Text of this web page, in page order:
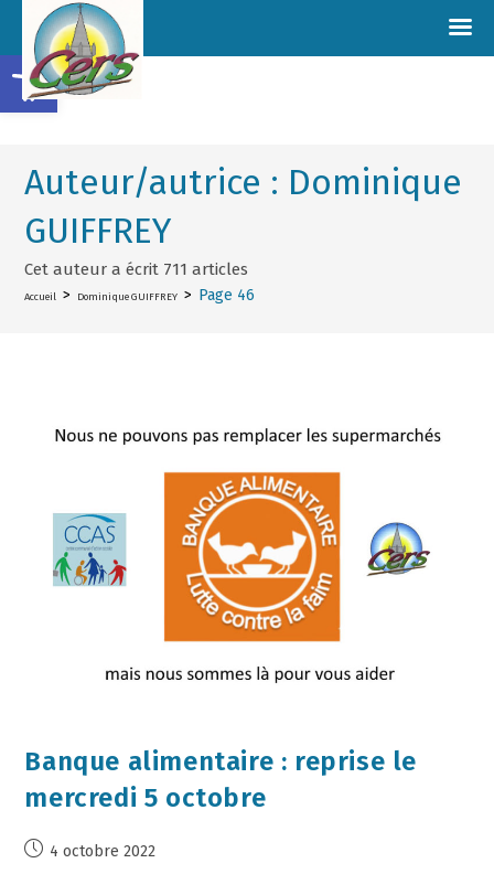
Auteur/autrice : Dominique
GUIFFREY
Cet auteur a écrit 711 articles
Accueil > Dominique GUIFFREY > Page 46
Banque alimentaire : reprise le
mercredi 5 octobre
4 octobre 2022
Ouvrir la barre d’outils